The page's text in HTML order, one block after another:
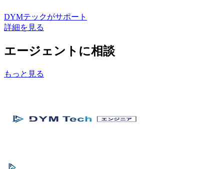
DYMテックがサポート
詳細を見る
エージェントに相談
もっと見る